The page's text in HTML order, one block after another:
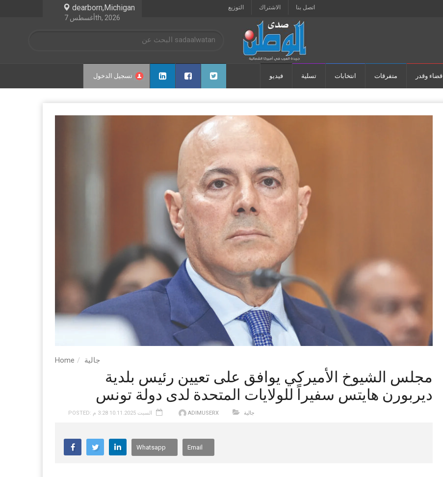
dearborn,Michigan
أغسطس 7th, 2026
اتصل بنا الاشتراك التوزيع
تسجيل الدخول قضاء وقدر متفرقات انتخابات تسلية فيديو
Home جالية
مجلس الشيوخ الأميركي يوافق على تعيين رئيس بلدية
ديربورن هايتس سفيراً للولايات المتحدة لدى دولة تونس
POSTED: السبت 10.11.2025 3:28 م ADIMUSERX جالية
Whatsapp Email